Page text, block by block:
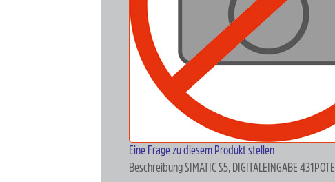
Eine Frage zu diesem Produkt stellen
BeschreibungSIMATIC S5, DIGITALEINGABE